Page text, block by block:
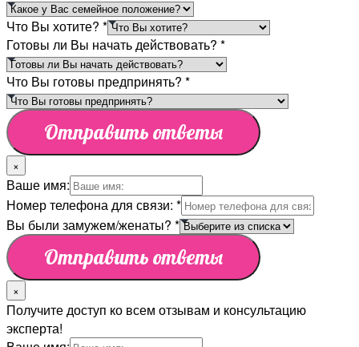
Что Вы хотите? *
Готовы ли Вы начать действовать? *
Что Вы готовы предпринять? *
Отправить ответы
×
Ваше имя:
Номер телефона для связи: *
Вы были замужем/женаты? *
Отправить ответы
×
Получите доступ ко всем отзывам и консультацию
эксперта!